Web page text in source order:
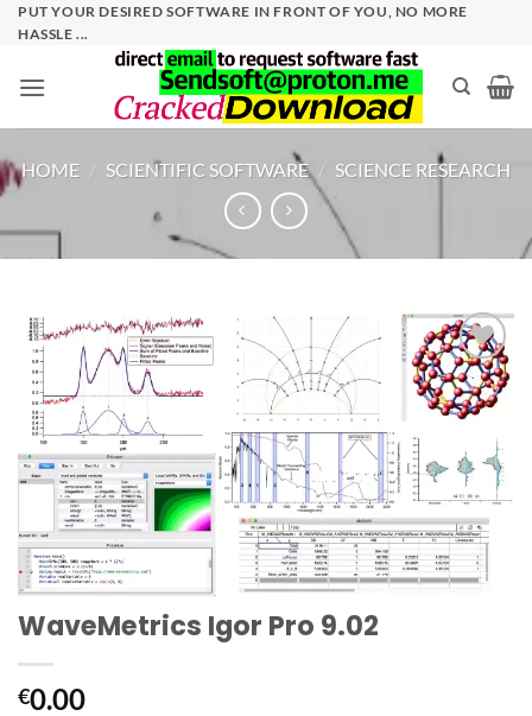
SkipPUT YOUR DESIRED SOFTWARE IN FRONT OF YOU, NO MORE
HASSLE ...
HOME / SCIENTIFIC SOFTWARE / SCIENCE RESEARCH
Add to
wishlist
WaveMetrics Igor Pro 9.02
€0.00